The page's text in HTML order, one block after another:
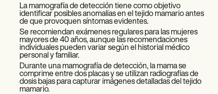
La mamografía de detección tiene como objetivo
identificar posibles anomalías en el tejido mamario antes
de que provoquen síntomas evidentes.
Se recomiendan exámenes regulares para las mujeres
mayores de 40 años, aunque las recomendaciones
individuales pueden variar según el historial médico
personal y familiar.
Durante una mamografía de detección, la mama se
comprime entre dos placas y se utilizan radiografías de
dosis bajas para capturar imágenes detalladas del tejido
mamario.